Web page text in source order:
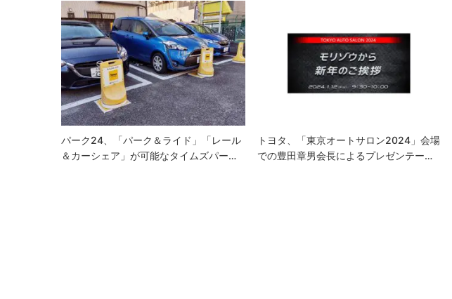
ゲ
ー
シ
ョ
ン
パーク24、「パーク＆ライド」「レール
＆カーシェア」が可能なタイムズパー…
トヨタ、「東京オートサロン2024」会場
での豊田章男会長によるプレゼンテー…